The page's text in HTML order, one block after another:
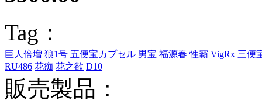
Tag：
巨人倍増 狼1号 五便宝カプセル 男宝 福源春 性霸 VigRx 三便
RU486 花痴 花之欲 D10
販売製品：